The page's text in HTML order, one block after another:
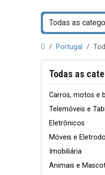
Portugal
Todas as
Carros, motos e
Telemóveis e
Eletrônicos
Móveis e
Imobiliária
Animais e